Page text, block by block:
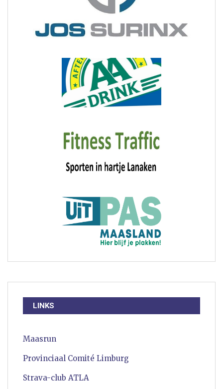
LINKS
Maasrun
Provinciaal Comité Limburg
Strava-club ATLA